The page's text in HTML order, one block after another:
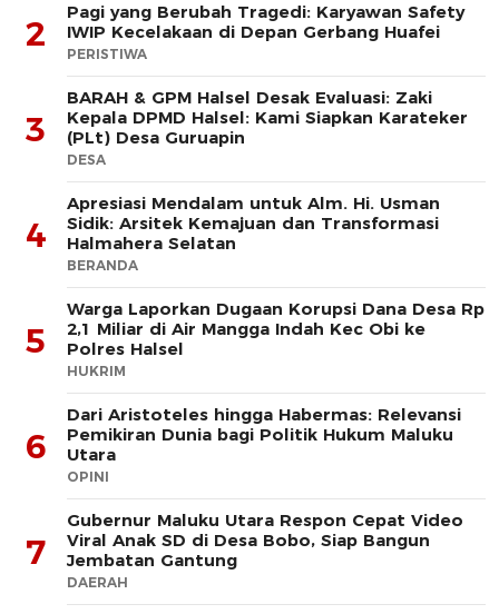
2
Pagi yang Berubah Tragedi: Karyawan Safety
IWIP Kecelakaan di Depan Gerbang Huafei
PERISTIWA
3
BARAH & GPM Halsel Desak Evaluasi: Zaki
Kepala DPMD Halsel: Kami Siapkan Karateker
(PLt) Desa Guruapin
DESA
4
Apresiasi Mendalam untuk Alm. Hi. Usman
Sidik: Arsitek Kemajuan dan Transformasi
Halmahera Selatan
BERANDA
5
Warga Laporkan Dugaan Korupsi Dana Desa Rp
2,1 Miliar di Air Mangga Indah Kec Obi ke
Polres Halsel
HUKRIM
6
Dari Aristoteles hingga Habermas: Relevansi
Pemikiran Dunia bagi Politik Hukum Maluku
Utara
OPINI
7
Gubernur Maluku Utara Respon Cepat Video
Viral Anak SD di Desa Bobo, Siap Bangun
Jembatan Gantung
DAERAH